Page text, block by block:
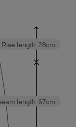
length 67cm
Rise length 28cm